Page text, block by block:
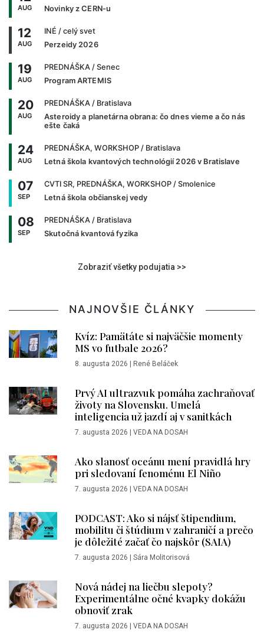
AUG
Novinky z CERN-u
12
AUG
INÉ / celý svet
Perzeidy 2026
19
AUG
PREDNÁŠKA / Senec
Program ARTEMIS
20
AUG
PREDNÁŠKA / Bratislava
Asteroidy a planetárna obrana: čo dnes vieme a čo nás
ešte čaká
24
AUG
PREDNÁŠKA, WORKSHOP / Bratislava
Letná škola kvantových technológií 2026 v Bratislave
07
SEP
CVTI SR, PREDNÁŠKA, WORKSHOP / Smolenice
Letná škola občianskej vedy
08
SEP
PREDNÁŠKA / Bratislava
Skutočná kvantová fyzika
Zobraziť všetky podujatia >>
NAJNOVŠIE ČLÁNKY
Kvíz: Pamätáte si najväčšie momenty
MS vo futbale 2026?
8. augusta 2026 René Beláček
Prvý AI ultrazvuk pomáha zachraňovať
životy na Slovensku. Umelá
inteligencia už jazdí aj v sanitkách
7. augusta 2026 VEDA NA DOSAH
Ako slanosť oceánu mení pravidlá hry
pri sledovaní fenoménu El Niño
7. augusta 2026 VEDA NA DOSAH
PODCAST: Ako si nájsť štipendium,
mobilitu či štúdium v zahraničí a prečo
je dôležité začať čo najskôr (SAIA)
7. augusta 2026 Sára Molitorisová
Nová nádej na liečbu slepoty?
Experimentálne očné kvapky dokážu
obnoviť zrak
7. augusta 2026 VEDA NA DOSAH